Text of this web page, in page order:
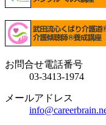
お問合せ電話番号
03-3413-1974
メールアドレス